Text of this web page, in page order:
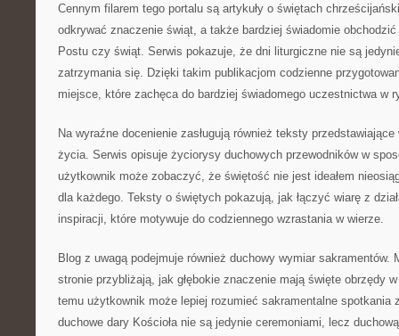
Cennym filarem tego portalu są artykuły o świętach
odkrywać znaczenie świąt, a także bardziej świadomie
Postu czy świąt. Serwis pokazuje, że dni liturgiczne nie są
zatrzymania się. Dzięki takim publikacjom codzienne
miejsce, które zachęca do bardziej świadomego uczestnictwa w
Na wyraźne docenienie zasługują również teksty
życia. Serwis opisuje życiorysy duchowych przewodników w
użytkownik może zobaczyć, że świętość nie jest ideałem
dla każdego. Teksty o świętych pokazują, jak łączyć wiarę z
inspiracji, które motywuje do codziennego wzrastania w wierze.
Blog z uwagą podejmuje również duchowy wymiar sakramentów.
stronie przybliżają, jak głębokie znaczenie mają święte obrzędy
temu użytkownik może lepiej rozumieć sakramentalne spotkania
duchowe dary Kościoła nie są jedynie ceremoniami, lecz